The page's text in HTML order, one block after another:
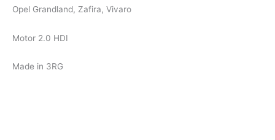
Opel Grandland, Zafira, Vivaro
Motor 2.0 HDI
Made in 3RG